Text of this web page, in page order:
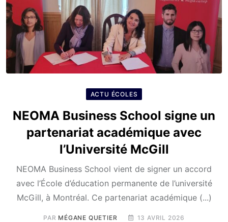
ACTU ÉCOLES
NEOMA Business School signe un
partenariat académique avec
l’Université McGill
NEOMA Business School vient de signer un accord
avec l’École d’éducation permanente de l’université
McGill, à Montréal. Ce partenariat académique (...)
PAR MÉGANE QUETIER 13 AVRIL 2026